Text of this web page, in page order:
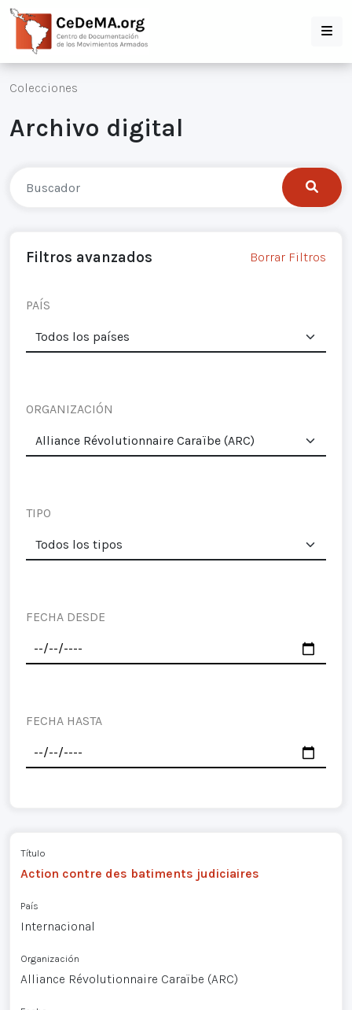
Colecciones
Archivo digital
Filtros avanzados Borrar Filtros
PAÍS
ORGANIZACIÓN
TIPO
FECHA DESDE
FECHA HASTA
Título
Action contre des batiments judiciaires
País
Internacional
Organización
Alliance Révolutionnaire Caraïbe (ARC)